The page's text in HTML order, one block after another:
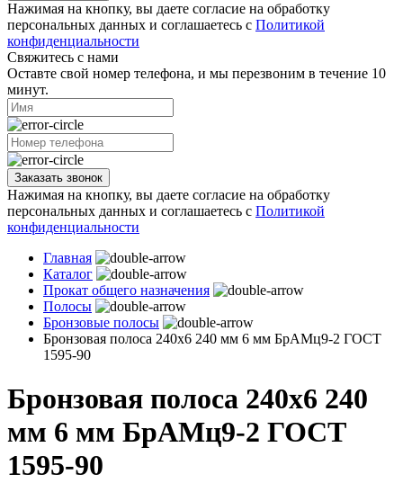
Нажимая на кнопку, вы даете согласие на обработку
персональных данных и соглашаетесь с Политикой
конфиденциальности
Свяжитесь с нами
Оставте свой номер телефона, и мы перезвоним в течение 10
минут.
Заказать звонок
Нажимая на кнопку, вы даете согласие на обработку
персональных данных и соглашаетесь с Политикой
конфиденциальности
Главная
Каталог
Прокат общего назначения
Полосы
Бронзовые полосы
Бронзовая полоса 240х6 240 мм 6 мм БрАМц9-2 ГОСТ
1595-90
Бронзовая полоса 240х6 240
мм 6 мм БрАМц9-2 ГОСТ
1595-90